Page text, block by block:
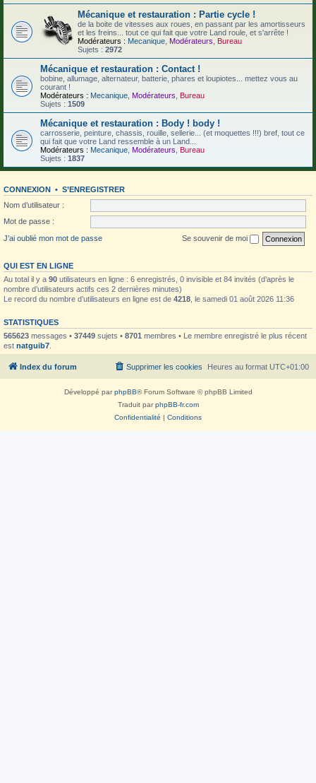
Mécanique et restauration : Partie cycle !
de la boite de vitesses aux roues, en passant par les amortisseurs
et les freins... tout ce qui fait que votre Land roule, et s'arrête !
Modérateurs : Mecanique Modérateurs
Bureau
Sujets : 2972
Mécanique et restauration : Contact !
bobine, allumage, alternateur, batterie, phares et loupiotes... mettez vous au
courant !
Modérateurs : Mecanique Modérateurs
Bureau
Sujets : 1509
Mécanique et restauration : Body ! body !
carrosserie, peinture, chassis, rouille, sellerie... (et moquettes !!!) bref, tout ce
qui fait que votre Land ressemble à un Land...
Modérateurs : Mecanique Modérateurs
Bureau
Sujets : 1837
CONNEXION • S’ENREGISTRER
Nom d’utilisateur :
Mot de passe :
J’ai oublié mon mot de passe
Se souvenir de moi
QUI EST EN LIGNE
Au total il y a 90 utilisateurs en ligne : 6 enregistrés, 0 invisible et 84 invités (d’après le
nombre d’utilisateurs actifs ces 2 dernières minutes)
Le record du nombre d’utilisateurs en ligne est de 4218 , le samedi 01 août 2026 11:36
STATISTIQUES
565623 messages • 37449 sujets • 8701 membres • Le membre enregistré le plus récent
est natguib7
Index du forum Heures au format UTC+01:00
Supprimer les cookies
Développé parphpBB® Forum Software © phpBB Limited
Traduit parphpBB-fr.com
Confidentialité | Conditions